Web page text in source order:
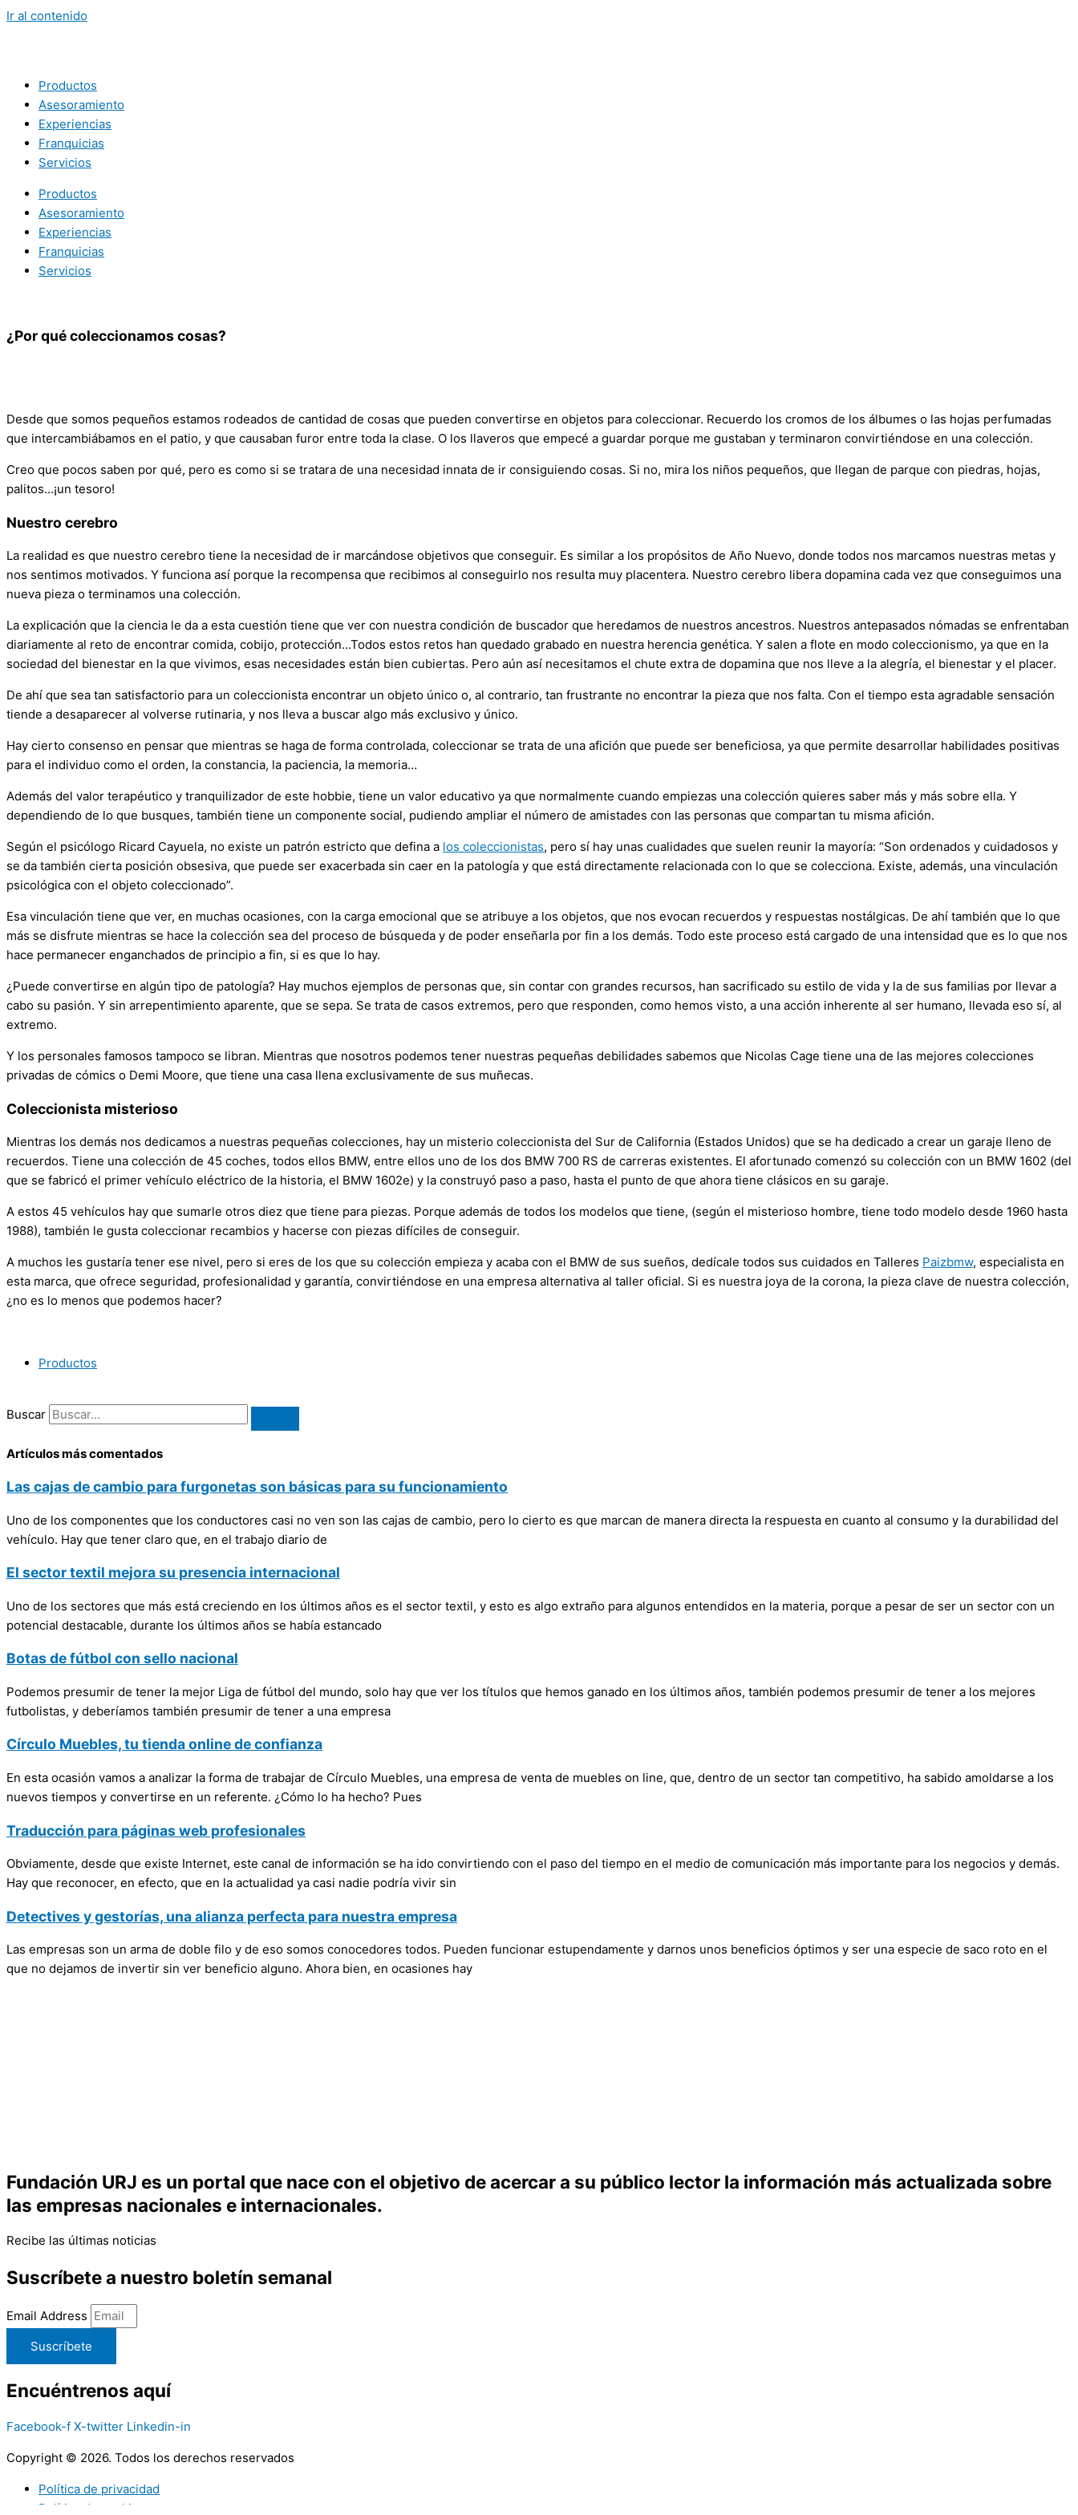
Ir al contenido
Productos
Asesoramiento
Experiencias
Franquicias
Servicios
Productos
Asesoramiento
Experiencias
Franquicias
Servicios
¿Por qué coleccionamos cosas?
Desde que somos pequeños estamos rodeados de cantidad de cosas que pueden convertirse en objetos para coleccionar. Recuerdo los cromos de los álbumes o las hojas perfumadas
que intercambiábamos en el patio, y que causaban furor entre toda la clase. O los llaveros que empecé a guardar porque me gustaban y terminaron convirtiéndose en una colección.
Creo que pocos saben por qué, pero es como si se tratara de una necesidad innata de ir consiguiendo cosas. Si no, mira los niños pequeños, que llegan de parque con piedras, hojas,
palitos…¡un tesoro!
Nuestro cerebro
La realidad es que nuestro cerebro tiene la necesidad de ir marcándose objetivos que conseguir. Es similar a los propósitos de Año Nuevo, donde todos nos marcamos nuestras metas y
nos sentimos motivados. Y funciona así porque la recompensa que recibimos al conseguirlo nos resulta muy placentera. Nuestro cerebro libera dopamina cada vez que conseguimos una
nueva pieza o terminamos una colección.
La explicación que la ciencia le da a esta cuestión tiene que ver con nuestra condición de buscador que heredamos de nuestros ancestros. Nuestros antepasados nómadas se enfrentaban
diariamente al reto de encontrar comida, cobijo, protección…Todos estos retos han quedado grabado en nuestra herencia genética. Y salen a flote en modo coleccionismo, ya que en la
sociedad del bienestar en la que vivimos, esas necesidades están bien cubiertas. Pero aún así necesitamos el chute extra de dopamina que nos lleve a la alegría, el bienestar y el placer.
De ahí que sea tan satisfactorio para un coleccionista encontrar un objeto único o, al contrario, tan frustrante no encontrar la pieza que nos falta. Con el tiempo esta agradable sensación
tiende a desaparecer al volverse rutinaria, y nos lleva a buscar algo más exclusivo y único.
Hay cierto consenso en pensar que mientras se haga de forma controlada, coleccionar se trata de una afición que puede ser beneficiosa, ya que permite desarrollar habilidades positivas
para el individuo como el orden, la constancia, la paciencia, la memoria…
Además del valor terapéutico y tranquilizador de este hobbie, tiene un valor educativo ya que normalmente cuando empiezas una colección quieres saber más y más sobre ella. Y
dependiendo de lo que busques, también tiene un componente social, pudiendo ampliar el número de amistades con las personas que compartan tu misma afición.
Según el psicólogo Ricard Cayuela, no existe un patrón estricto que defina a los coleccionistas, pero sí hay unas cualidades que suelen reunir la mayoría: “Son ordenados y cuidadosos y
se da también cierta posición obsesiva, que puede ser exacerbada sin caer en la patología y que está directamente relacionada con lo que se colecciona. Existe, además, una vinculación
psicológica con el objeto coleccionado”.
Esa vinculación tiene que ver, en muchas ocasiones, con la carga emocional que se atribuye a los objetos, que nos evocan recuerdos y respuestas nostálgicas. De ahí también que lo que
más se disfrute mientras se hace la colección sea del proceso de búsqueda y de poder enseñarla por fin a los demás. Todo este proceso está cargado de una intensidad que es lo que nos
hace permanecer enganchados de principio a fin, si es que lo hay.
¿Puede convertirse en algún tipo de patología? Hay muchos ejemplos de personas que, sin contar con grandes recursos, han sacrificado su estilo de vida y la de sus familias por llevar a
cabo su pasión. Y sin arrepentimiento aparente, que se sepa. Se trata de casos extremos, pero que responden, como hemos visto, a una acción inherente al ser humano, llevada eso sí, al
extremo.
Y los personales famosos tampoco se libran. Mientras que nosotros podemos tener nuestras pequeñas debilidades sabemos que Nicolas Cage tiene una de las mejores colecciones
privadas de cómics o Demi Moore, que tiene una casa llena exclusivamente de sus muñecas.
Coleccionista misterioso
Mientras los demás nos dedicamos a nuestras pequeñas colecciones, hay un misterio coleccionista del Sur de California (Estados Unidos) que se ha dedicado a crear un garaje lleno de
recuerdos. Tiene una colección de 45 coches, todos ellos BMW, entre ellos uno de los dos BMW 700 RS de carreras existentes. El afortunado comenzó su colección con un BMW 1602 (del
que se fabricó el primer vehículo eléctrico de la historia, el BMW 1602e) y la construyó paso a paso, hasta el punto de que ahora tiene clásicos en su garaje.
A estos 45 vehículos hay que sumarle otros diez que tiene para piezas. Porque además de todos los modelos que tiene, (según el misterioso hombre, tiene todo modelo desde 1960 hasta
1988), también le gusta coleccionar recambios y hacerse con piezas difíciles de conseguir.
A muchos les gustaría tener ese nivel, pero si eres de los que su colección empieza y acaba con el BMW de sus sueños, dedícale todos sus cuidados en Talleres Paizbmw, especialista en
esta marca, que ofrece seguridad, profesionalidad y garantía, convirtiéndose en una empresa alternativa al taller oficial. Si es nuestra joya de la corona, la pieza clave de nuestra colección,
¿no es lo menos que podemos hacer?
Productos
Buscar
Artículos más comentados
Las cajas de cambio para furgonetas son básicas para su funcionamiento
Uno de los componentes que los conductores casi no ven son las cajas de cambio, pero lo cierto es que marcan de manera directa la respuesta en cuanto al consumo y la durabilidad del
vehículo. Hay que tener claro que, en el trabajo diario de
El sector textil mejora su presencia internacional
Uno de los sectores que más está creciendo en los últimos años es el sector textil, y esto es algo extraño para algunos entendidos en la materia, porque a pesar de ser un sector con un
potencial destacable, durante los últimos años se había estancado
Botas de fútbol con sello nacional
Podemos presumir de tener la mejor Liga de fútbol del mundo, solo hay que ver los títulos que hemos ganado en los últimos años, también podemos presumir de tener a los mejores
futbolistas, y deberíamos también presumir de tener a una empresa
Círculo Muebles, tu tienda online de confianza
En esta ocasión vamos a analizar la forma de trabajar de Círculo Muebles, una empresa de venta de muebles on line, que, dentro de un sector tan competitivo, ha sabido amoldarse a los
nuevos tiempos y convertirse en un referente. ¿Cómo lo ha hecho? Pues
Traducción para páginas web profesionales
Obviamente, desde que existe Internet, este canal de información se ha ido convirtiendo con el paso del tiempo en el medio de comunicación más importante para los negocios y demás.
Hay que reconocer, en efecto, que en la actualidad ya casi nadie podría vivir sin
Detectives y gestorías, una alianza perfecta para nuestra empresa
Las empresas son un arma de doble filo y de eso somos conocedores todos. Pueden funcionar estupendamente y darnos unos beneficios óptimos y ser una especie de saco roto en el
que no dejamos de invertir sin ver beneficio alguno. Ahora bien, en ocasiones hay
Fundación URJ es un portal que nace con el objetivo de acercar a su público lector la información más actualizada sobre
las empresas nacionales e internacionales.
Recibe las últimas noticias
Suscríbete a nuestro boletín semanal
Email Address
Suscríbete
Encuéntrenos aquí
Facebook-f X-twitter Linkedin-in
Copyright © 2026. Todos los derechos reservados
Política de privacidad
Política de cookies